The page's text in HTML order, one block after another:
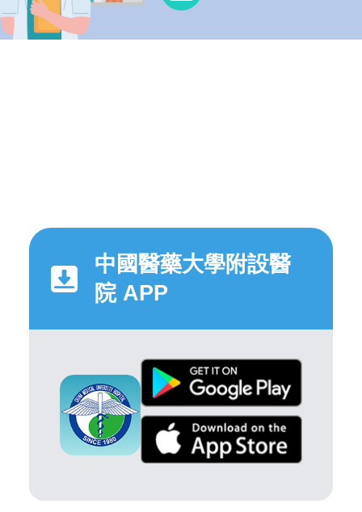
中國醫藥大學附設醫
院 APP